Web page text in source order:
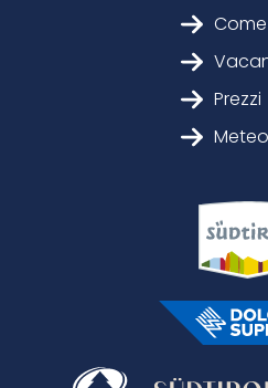
Prezzi
Meteo